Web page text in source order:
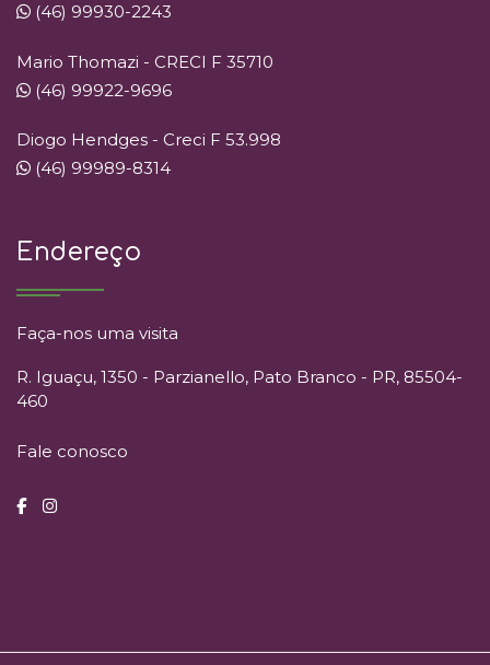
(46) 99930-2243
Mario Thomazi - CRECI F 35710
(46) 99922-9696
Diogo Hendges - Creci F 53.998
(46) 99989-8314
Endereço
Faça-nos uma visita
R. Iguaçu, 1350 - Parzianello, Pato Branco - PR, 85504-
460
Fale conosco